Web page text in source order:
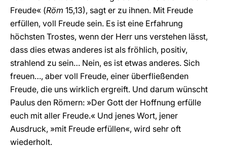
Freude« (Röm 15,13), sagt er zu ihnen. Mit Freude
erfüllen, voll Freude sein. Es ist eine Erfahrung
höchsten Trostes, wenn der Herr uns verstehen lässt,
dass dies etwas anderes ist als fröhlich, positiv,
strahlend zu sein… Nein, es ist etwas anderes. Sich
freuen…, aber voll Freude, einer überfließenden
Freude, die uns wirklich ergreift. Und darum wünscht
Paulus den Römern: »Der Gott der Hoffnung erfülle
euch mit aller Freude.« Und jenes Wort, jener
Ausdruck, »mit Freude erfüllen«, wird sehr oft
wiederholt.